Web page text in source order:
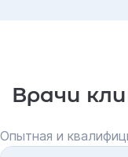
Врачи
Опытная и